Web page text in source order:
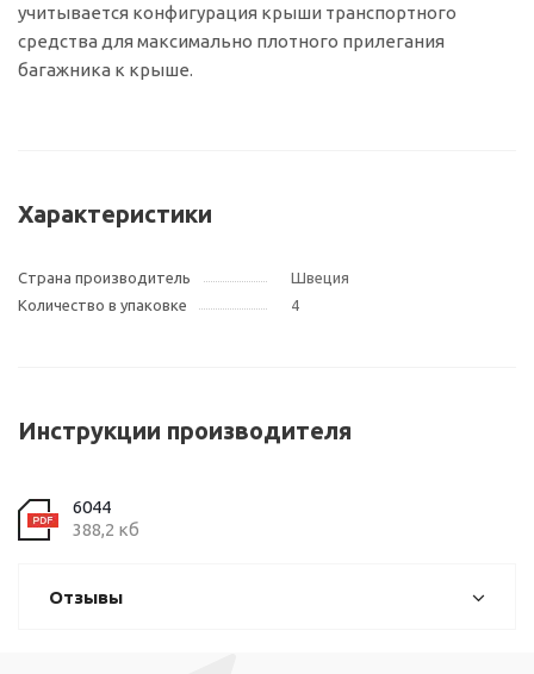
учитывается конфигурация крыши транспортного
средства для максимально плотного прилегания
багажника к крыше.
Характеристики
Страна производитель
Швеция
Количество в упаковке
4
Инструкции производителя
6044
388,2 кб
Отзывы